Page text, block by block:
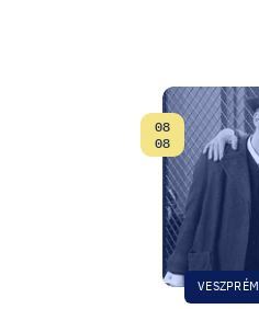
VESZPRÉM
Date:
08
08